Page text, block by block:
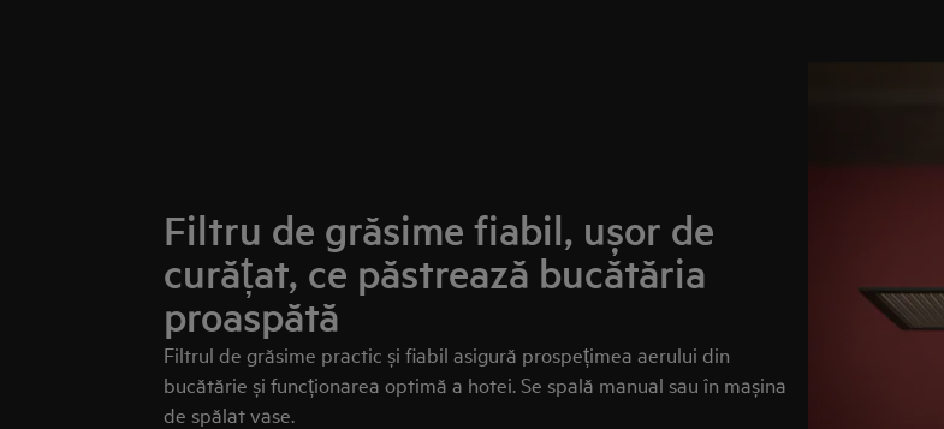
Filtru de grăsime fiabil, ușor de
curățat, ce păstrează bucătăria
proaspătă
Filtrul de grăsime practic și fiabil asigură prospețimea aerului din
bucătărie și funcționarea optimă a hotei. Se spală manual sau în mașina
de spălat vase.